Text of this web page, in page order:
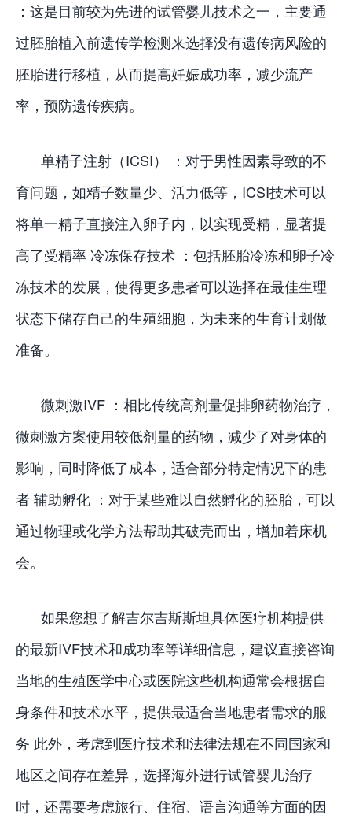
：这是目前较为先进的试管婴儿技术之一，主要通
过胚胎植入前遗传学检测来选择没有遗传病风险的
胚胎进行移植，从而提高妊娠成功率，减少流产
率，预防遗传疾病。
单精子注射（ICSI） ：对于男性因素导致的不
育问题，如精子数量少、活力低等，ICSI技术可以
将单一精子直接注入卵子内，以实现受精，显著提
高了受精率 冷冻保存技术 ：包括胚胎冷冻和卵子冷
冻技术的发展，使得更多患者可以选择在最佳生理
状态下储存自己的生殖细胞，为未来的生育计划做
准备。
微刺激IVF ：相比传统高剂量促排卵药物治疗，
微刺激方案使用较低剂量的药物，减少了对身体的
影响，同时降低了成本，适合部分特定情况下的患
者 辅助孵化 ：对于某些难以自然孵化的胚胎，可以
通过物理或化学方法帮助其破壳而出，增加着床机
会。
如果您想了解吉尔吉斯斯坦具体医疗机构提供
的最新IVF技术和成功率等详细信息，建议直接咨询
当地的生殖医学中心或医院这些机构通常会根据自
身条件和技术水平，提供最适合当地患者需求的服
务 此外，考虑到医疗技术和法律法规在不同国家和
地区之间存在差异，选择海外进行试管婴儿治疗
时，还需要考虑旅行、住宿、语言沟通等方面的因